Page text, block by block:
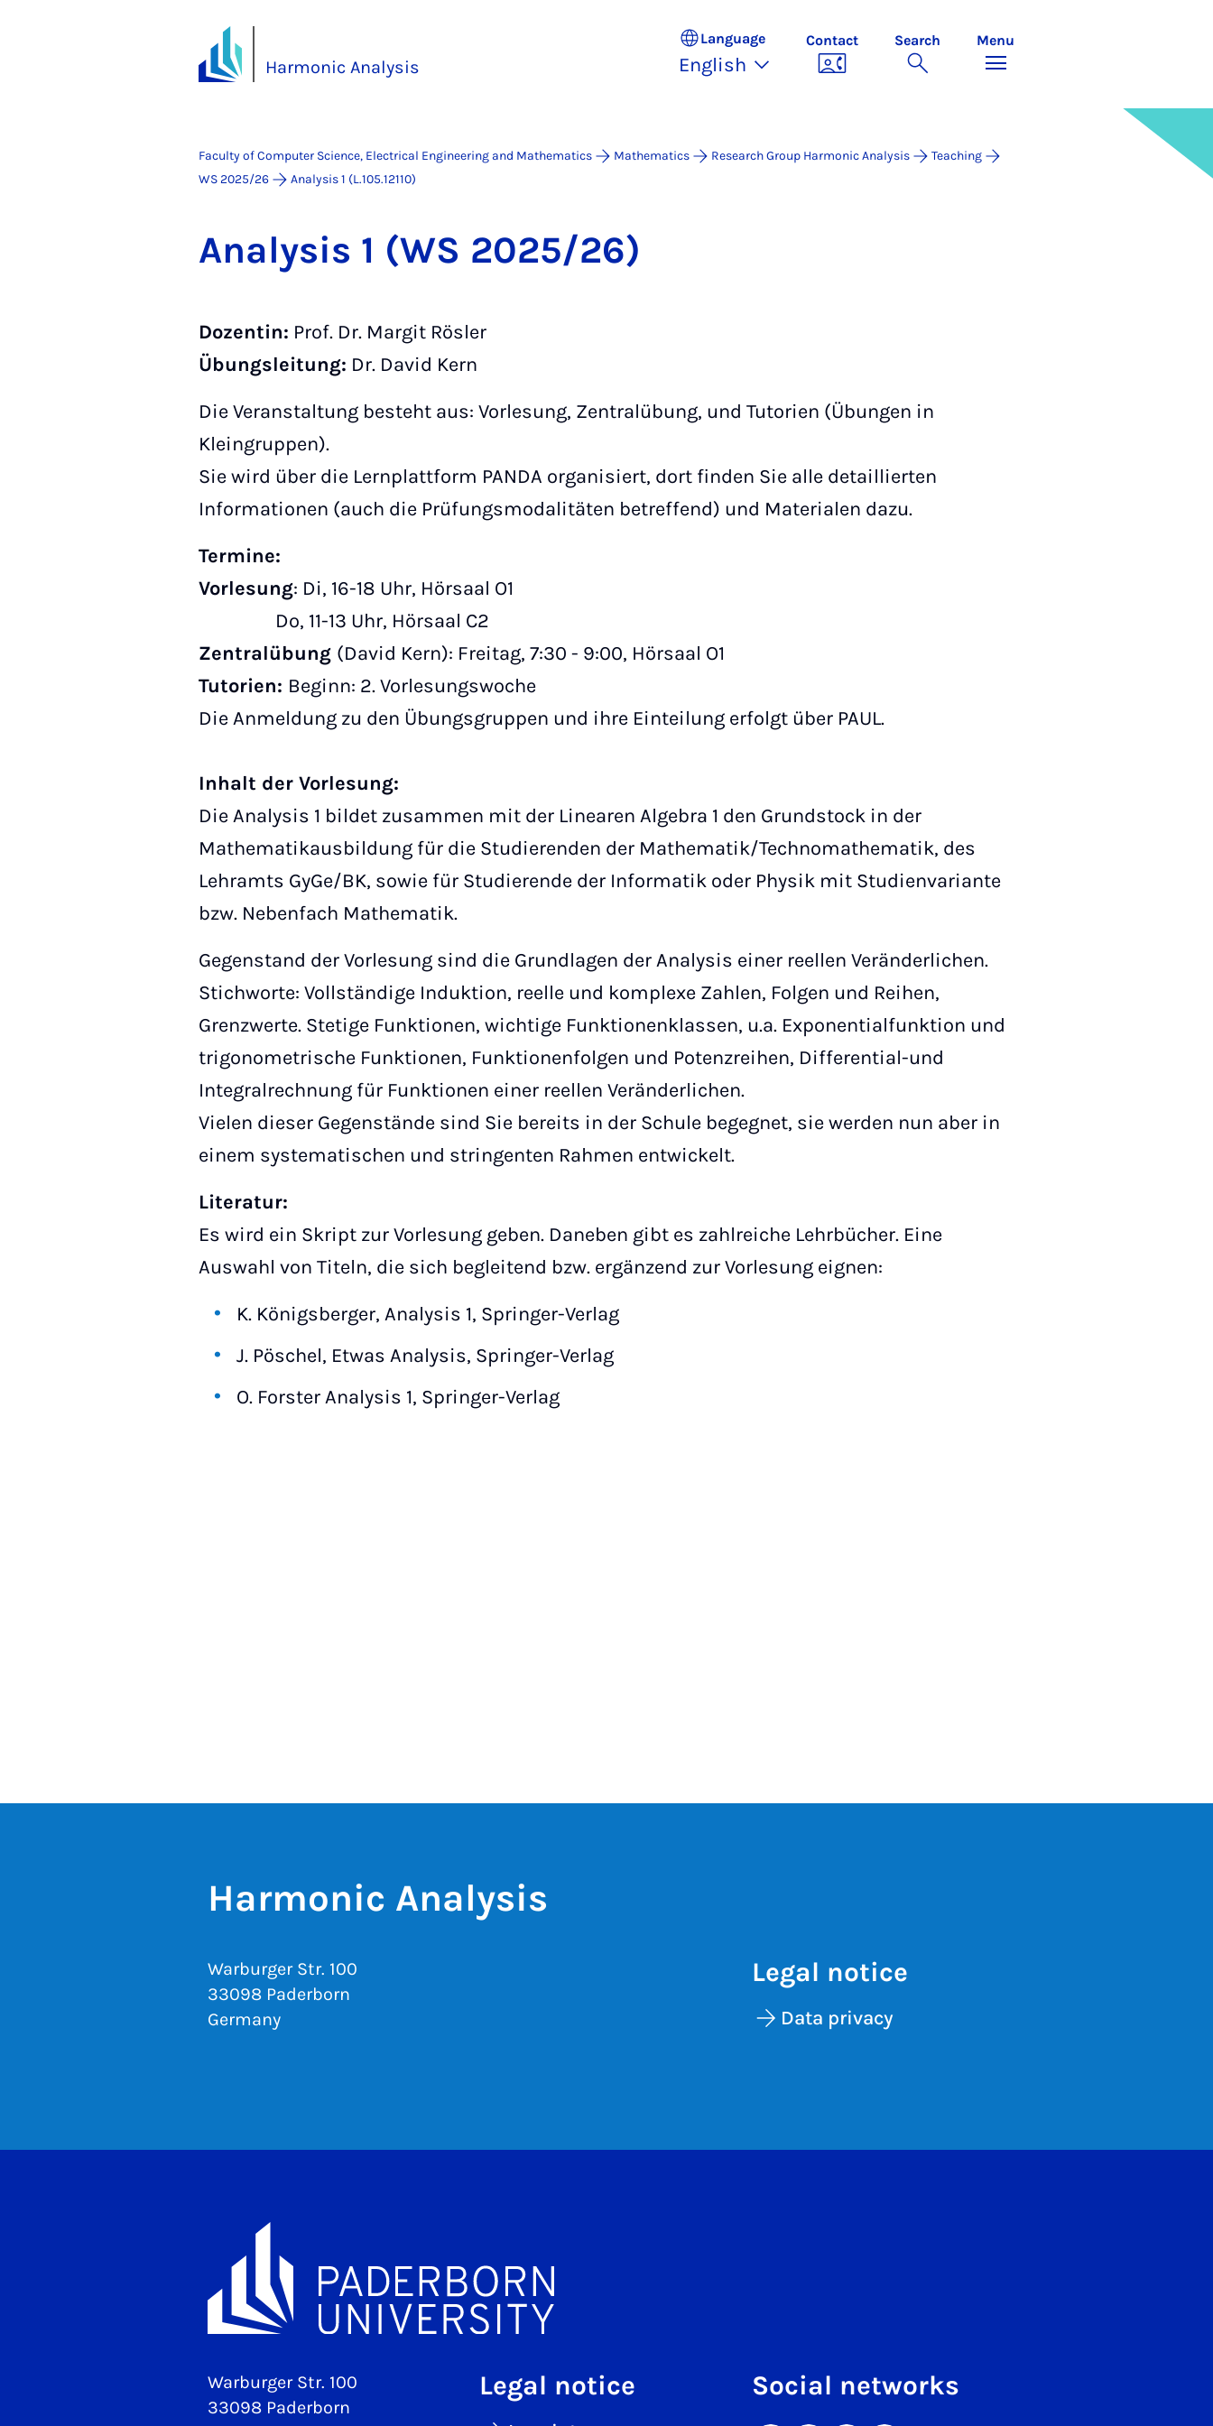
Harmonic Analysis
Language
English
Contact Search Menu
Faculty of Computer Science, Electrical Engineering and Mathematics Mathematics Research Group Harmonic Analysis
Teaching
WS 2025/26
Analysis 1 (L.105.12110)
Ana­lys­is 1 (WS 2025/26)
Dozentin: Prof. Dr. Margit Rösler
Übungsleitung: Dr. David Kern
Die Veranstaltung besteht aus: Vorlesung, Zentralübung, und Tutorien (Übungen in
Kleingruppen).
Sie wird über die Lernplattform PANDA organisiert, dort finden Sie alle detaillierten
Informationen (auch die Prüfungsmodalitäten betreffend) und Materialen dazu.
Termine:
Vorlesung: Di, 16-18 Uhr, Hörsaal O1
Do, 11-13 Uhr, Hörsaal C2
Zentralübung (David Kern): Freitag, 7:30 - 9:00, Hörsaal O1
Tutorien: Beginn: 2. Vorlesungswoche
Die Anmeldung zu den Übungsgruppen und ihre Einteilung erfolgt über PAUL.
Inhalt der Vorlesung:
Die Analysis 1 bildet zusammen mit der Linearen Algebra 1 den Grundstock in der
Mathematikausbildung für die Studierenden der Mathematik/Technomathematik, des
Lehramts GyGe/BK, sowie für Studierende der Informatik oder Physik mit Studienvariante
bzw. Nebenfach Mathematik.
Gegenstand der Vorlesung sind die Grundlagen der Analysis einer reellen Veränderlichen.
Stichworte: Vollständige Induktion, reelle und komplexe Zahlen, Folgen und Reihen,
Grenzwerte. Stetige Funktionen, wichtige Funktionenklassen, u.a. Exponentialfunktion und
trigonometrische Funktionen, Funktionenfolgen und Potenzreihen, Differential-und
Integralrechnung für Funktionen einer reellen Veränderlichen.
Vielen dieser Gegenstände sind Sie bereits in der Schule begegnet, sie werden nun aber in
einem systematischen und stringenten Rahmen entwickelt.
Literatur:
Es wird ein Skript zur Vorlesung geben. Daneben gibt es zahlreiche Lehrbücher. Eine
Auswahl von Titeln, die sich begleitend bzw. ergänzend zur Vorlesung eignen:
K. Königsberger, Analysis 1, Springer-Verlag
J. Pöschel, Etwas Analysis, Springer-Verlag
O. Forster Analysis 1, Springer-Verlag
Harmonic Analysis
Warburger Str. 100
33098 Paderborn
Germany
Legal notice
Data privacy
Warburger Str. 100
33098 Paderborn
Legal notice Social networks